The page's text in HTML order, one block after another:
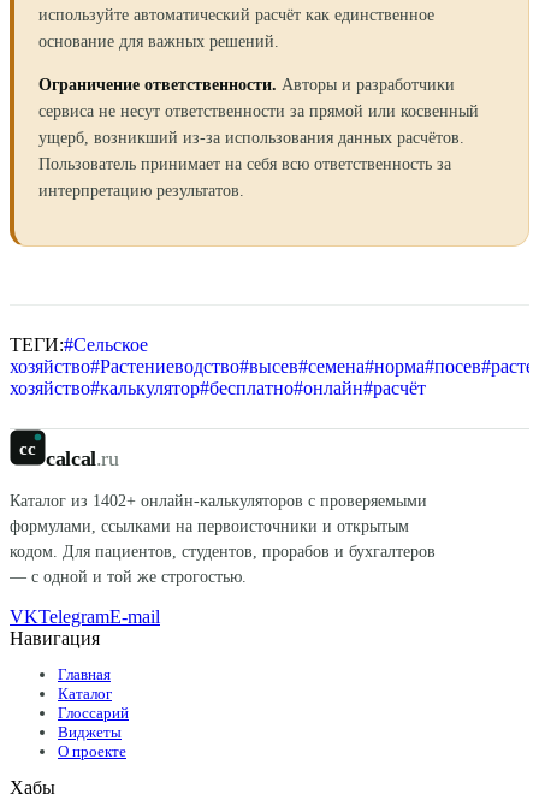
используйте автоматический расчёт как единственное
основание для важных решений.
Ограничение ответственности. Авторы и разработчики
сервиса не несут ответственности за прямой или косвенный
ущерб, возникший из-за использования данных расчётов.
Пользователь принимает на себя всю ответственность за
интерпретацию результатов.
ТЕГИ:#Сельское
хозяйство#Растениеводство#высев#семена#норма#посев#
хозяйство#калькулятор#бесплатно#онлайн#расчёт
cc calcal.ru
Каталог из 1402+ онлайн-калькуляторов с проверяемыми
формулами, ссылками на первоисточники и открытым
кодом. Для пациентов, студентов, прорабов и бухгалтеров
— с одной и той же строгостью.
VKTelegramE-mail
Навигация
Главная
Каталог
Глоссарий
Виджеты
О проекте
Хабы